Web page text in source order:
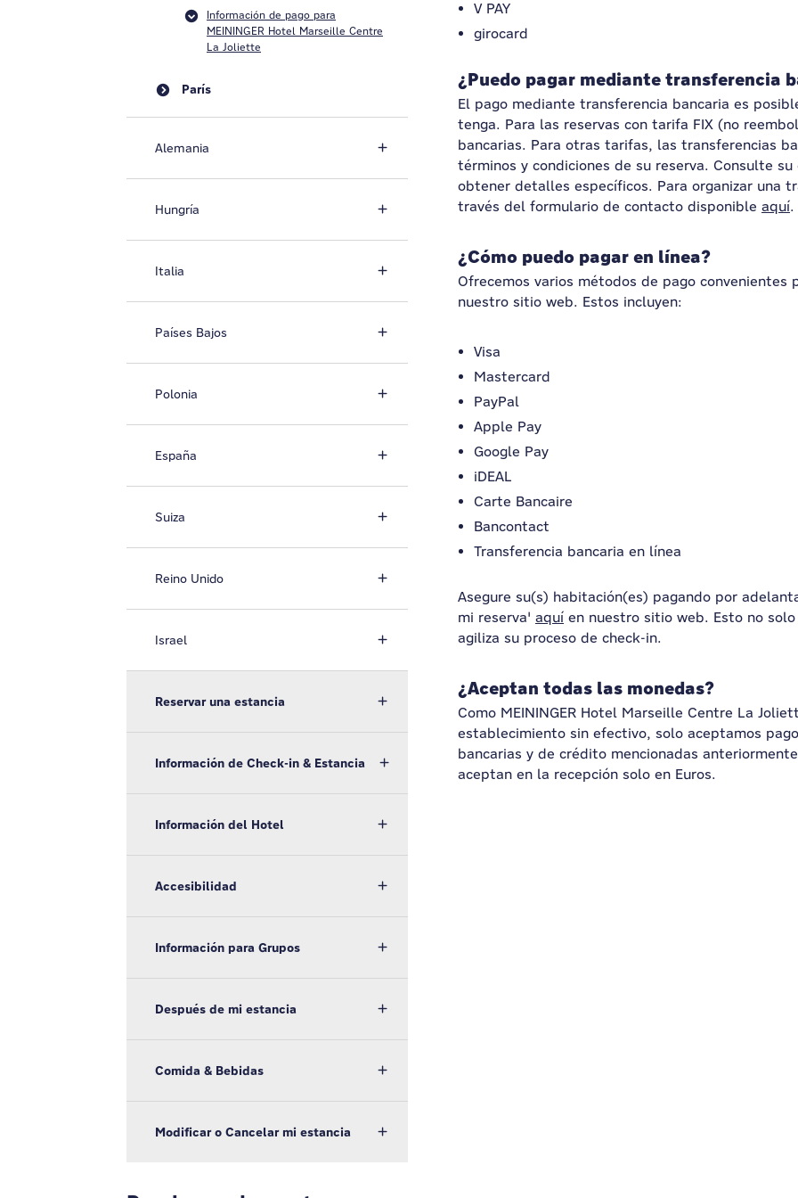
V PAY
girocard
¿Puedo pagar mediante transferencia
El pago mediante transferencia bancaria es
tenga. Para las reservas con tarifa FIX (no
bancarias. Para otras tarifas, las transferencias
términos y condiciones de su reserva. Consulte
obtener detalles específicos. Para organizar una
través del formulario de contacto disponible aquí.
¿Cómo puedo pagar en línea?
Ofrecemos varios métodos de pago convenientes
nuestro sitio web. Estos incluyen:
Visa
Mastercard
PayPal
Apple Pay
Google Pay
iDEAL
Carte Bancaire
Bancontact
Transferencia bancaria en línea
Asegure su(s) habitación(es) pagando por
mi reserva' aquí en nuestro sitio web. Esto no
agiliza su proceso de check-in.
¿Aceptan todas las monedas?
Como MEININGER Hotel Marseille Centre La
establecimiento sin efectivo, solo aceptamos
bancarias y de crédito mencionadas
aceptan en la recepción solo en Euros.
Información de pago para
MEININGER Hotel Marseille Centre
La Joliette
París
Alemania
Hungría
Italia
Países Bajos
Polonia
España
Suiza
Reino Unido
Israel
Reservar una estancia
Información de Check-in & Estancia
Información del Hotel
Accesibilidad
Información para Grupos
Después de mi estancia
Comida & Bebidas
Modificar o Cancelar mi estancia